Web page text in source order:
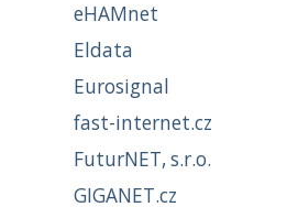
eHAMnet
Eldata
Eurosignal
fast-internet.cz
FuturNET, s.r.o.
GIGANET.cz